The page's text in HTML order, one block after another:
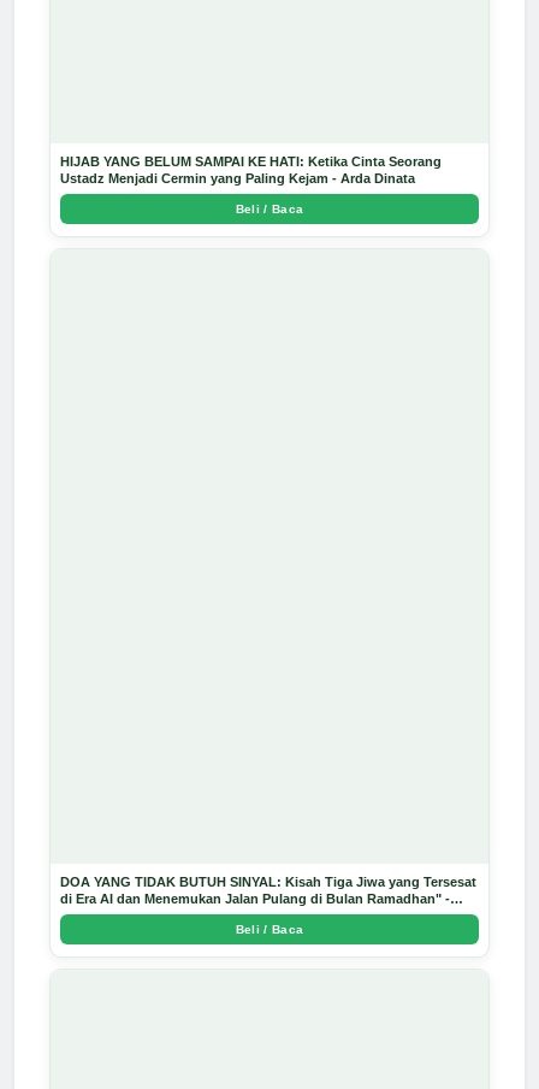
HIJAB YANG BELUM SAMPAI KE HATI: Ketika Cinta Seorang
Ustadz Menjadi Cermin yang Paling Kejam - Arda Dinata
Beli / Baca
DOA YANG TIDAK BUTUH SINYAL: Kisah Tiga Jiwa yang Tersesat
di Era AI dan Menemukan Jalan Pulang di Bulan Ramadhan" -
Arda Dinata
Beli / Baca